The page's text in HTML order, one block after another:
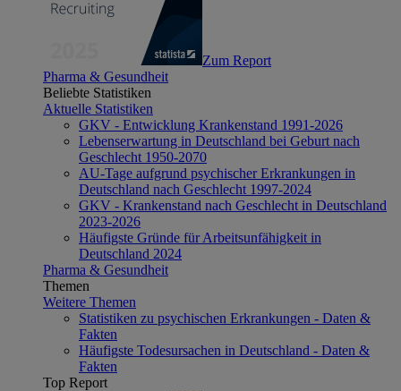
Zum Report
Pharma & Gesundheit
Beliebte Statistiken
Aktuelle Statistiken
GKV - Entwicklung Krankenstand 1991-2026
Lebenserwartung in Deutschland bei Geburt nach
Geschlecht 1950-2070
AU-Tage aufgrund psychischer Erkrankungen in
Deutschland nach Geschlecht 1997-2024
GKV - Krankenstand nach Geschlecht in Deutschland
2023-2026
Häufigste Gründe für Arbeitsunfähigkeit in
Deutschland 2024
Pharma & Gesundheit
Themen
Weitere Themen
Statistiken zu psychischen Erkrankungen - Daten &
Fakten
Häufigste Todesursachen in Deutschland - Daten &
Fakten
Top Report